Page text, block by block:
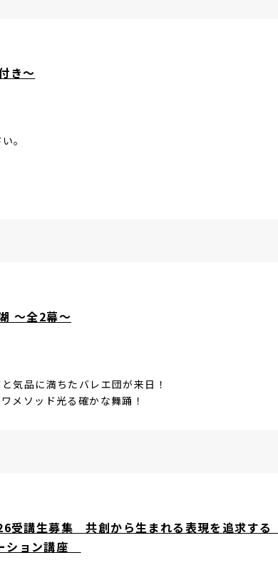
き～
。
～全2幕～
気品に満ちたバレエ団が来日！
メソッド光る確かな舞踊！
受講生募集 共創から生まれる表現を追求す
ション講座